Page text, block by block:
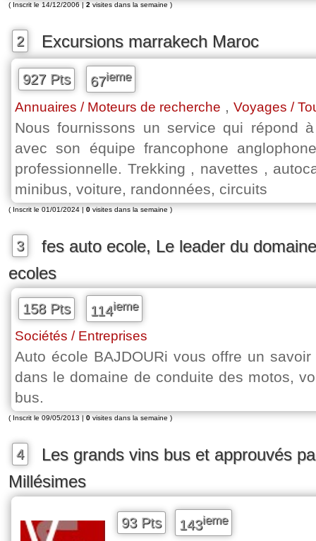
( Inscrit le 14/12/2006 | 2 visites dans la semaine )
2 Excursions marrakech Maroc
927 Pts 67ieme
Annuaires / Moteurs de recherche , Voyages /
Nous fournissons un service qui répond
avec son équipe francophone
professionnelle. Trekking , navettes ,
minibus, voiture, randonnées, circuits
( Inscrit le 01/01/2024 | 0 visites dans la semaine )
3
fes auto ecole, Le leader du
ecoles
158 Pts 114ieme
Sociétés / Entreprises
Auto école BAJDOURi vous offre un
dans le domaine de conduite des motos,
bus.
( Inscrit le 09/05/2013 | 0 visites dans la semaine )
4
Les grands vins bus et approuvés
Millésimes
93 Pts 143ieme